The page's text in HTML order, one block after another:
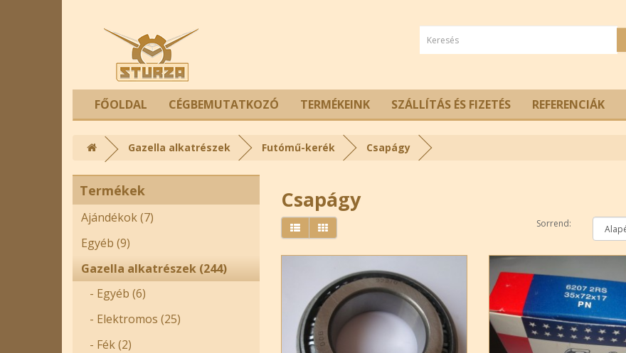
FŐOLDAL CÉGBEMUTATKOZÓ TERMÉKEINK SZÁLLÍTÁS ÉS FIZETÉS REFERENCIÁK
Gazella alkatrészek Futómű-kerék Csapágy
Termékek
Ajándékok (7)
Egyéb (9)
Gazella alkatrészek (244)
- Egyéb (6)
- Elektromos (25)
- Fék (2)
Csapágy
Sorrend: